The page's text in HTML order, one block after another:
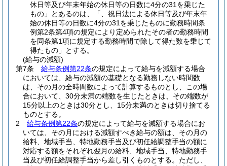
休日等及び年末年始の休日等の日数に4分の31を乗じた
もの」とあるのは、「、祝日法による休日等及び年末年
始の休日等の日数に4分の31を乗じたものに勤務時間条
例第2条第4項の規定により定められたその者の勤務時間
を同条第1項に規定する勤務時間で除して得た数を乗じて
得たもの」とする。
(給与の減額)
第7条
給与条例第22条の規定によって給与を減額する場合
においては、給与の減額の基礎となる勤務しない時間数
は、その月の全時間数によって計算するものとし、この場
合において、30分未満の端数を生じたときは、その端数が
15分以上のときは30分とし、15分未満のときは切り捨てる
ものとする。
2
給与条例第22条の規定によって給与を減額する場合にお
いては、その月における減額すべき給与の額は、その月の
給料、地域手当、特地勤務手当及び初任給調整手当の額に
対応する額をそれぞれ翌月の給料、地域手当、特地勤務手
当及び初任給調整手当から差し引くものとする。 ただし、